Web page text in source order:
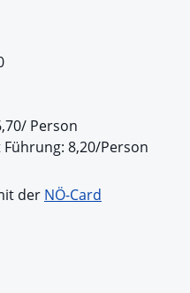
Person
8,20/Person
der NÖ-Card